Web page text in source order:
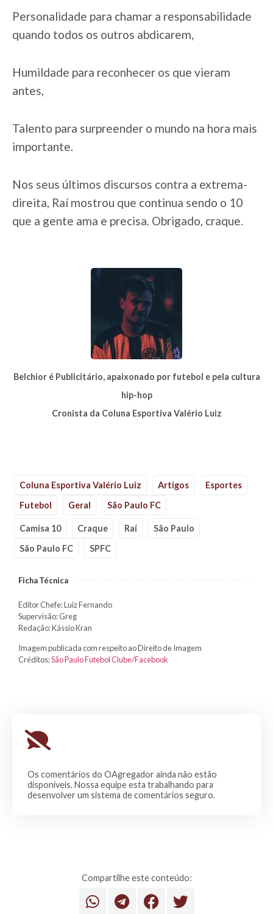
Personalidade para chamar a responsabilidade
quando todos os outros abdicarem,
Humildade para reconhecer os que vieram
antes,
Talento para surpreender o mundo na hora mais
importante.
Nos seus últimos discursos contra a extrema-
direita, Raí mostrou que continua sendo o 10
que a gente ama e precisa. Obrigado, craque.
Belchior é Publicitário, apaixonado por futebol e pela cultura
hip-hop
Cronista da Coluna Esportiva Valério Luiz
Coluna Esportiva Valério Luiz Artigos
Esportes
Futebol
Geral São Paulo FC
Camisa 10 Craque Raí
São Paulo
São Paulo FC
SPFC
Ficha Técnica
Editor Chefe: Luiz Fernando
Supervisão: Greg
Redação: Kássio Kran
Imagem publicada com respeito ao Direito de Imagem
Créditos:São Paulo Futebol Clube/Facebook
Os comentários do OAgregador ainda não estão
disponíveis. Nossa equipe esta trabalhando para
desenvolver um sistema de comentários seguro.
Compartilhe este conteúdo: